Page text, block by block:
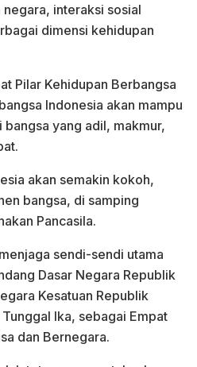
interaksi sosial
dimensi kehidupan
Pilar Kehidupan Berbangsa
Indonesia akan mampu
yang adil, makmur,
akan semakin kokoh,
bangsa, di samping
Pancasila.
sendi-sendi utama
Dasar Negara Republik
Kesatuan Republik
Ika, sebagai Empat
dan Bernegara.